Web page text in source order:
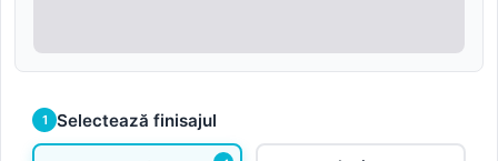
1 Selectează finisajul